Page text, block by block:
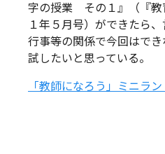
字の授業 その１』（『教
１年５月号）ができたら、
行事等の関係で今回はで
試したいと思っている。
「教師になろう」ミニラ